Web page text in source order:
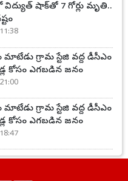
షాక్‌తో 7 గోర్లు మృతి..
మాటేడు గ్రామ స్టేజి వద్ద డీసీఎం
కోసం ఎగబడిన జనం
మాటేడు గ్రామ స్టేజి వద్ద డీసీఎం
కోసం ఎగబడిన జనం